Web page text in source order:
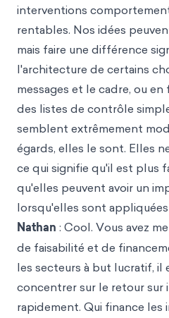
interventions
rentables. Nos idées
mais faire une différence
l'architecture de certains
messages et le cadre, ou
des listes de contrôle
semblent extrêmement
égards, elles le sont. Elles
ce qui signifie qu'il est plus
qu'elles peuvent avoir un
lorsqu'elles sont
Nathan : Cool. Vous avez
de faisabilité et de
les secteurs à but lucratif, il
concentrer sur le retour sur
rapidement. Qui finance les